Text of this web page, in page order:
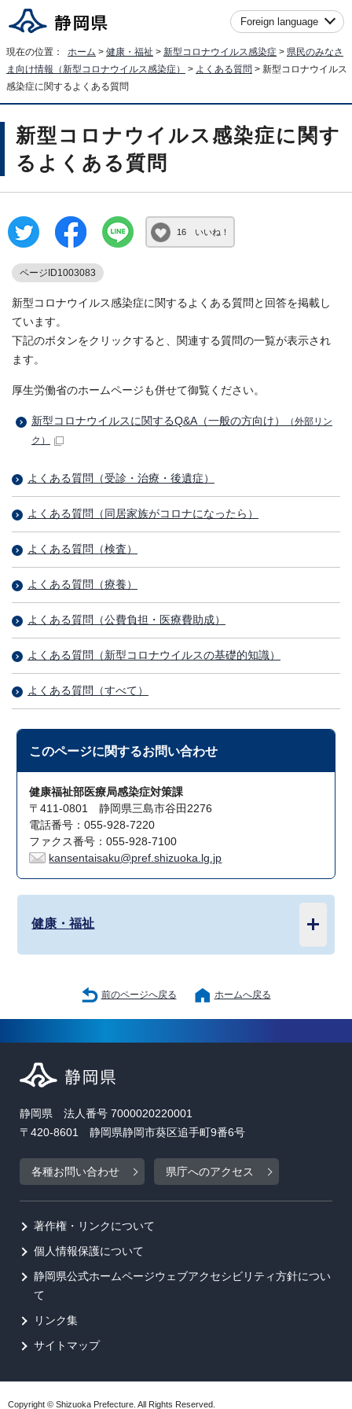
Foreign language
現在の位置： ホーム > 健康・福祉 > 新型コロナウイルス感染症 > 県民のみなさ
ま向け情報（新型コロナウイルス感染症）
> よくある質問 > 新型コロナウイルス
感染症に関するよくある質問
新型コロナウイルス感染症に関す
るよくある質問
16 いいね！
ページID1003083
新型コロナウイルス感染症に関するよくある質問と回答を掲載し
ています。
下記のボタンをクリックすると、関連する質問の一覧が表示され
ます。
厚生労働省のホームページも併せて御覧ください。
新型コロナウイルスに関するQ&A（一般の方向け）
（外部リン
ク）
よくある質問（受診・治療・後遺症）
よくある質問（同居家族がコロナになったら）
よくある質問（検査）
よくある質問（療養）
よくある質問（公費負担・医療費助成）
よくある質問（新型コロナウイルスの基礎的知識）
よくある質問（すべて）
このページに関するお問い合わせ
健康福祉部医療局感染症対策課
〒411-0801 静岡県三島市谷田2276
電話番号：055-928-7220
ファクス番号：055-928-7100
kansentaisaku@pref.shizuoka.lg.jp
健康・福祉
前のページへ戻る ホームへ戻る
静岡県 法人番号 7000020220001
〒420-8601 静岡県静岡市葵区追手町9番6号
各種お問い合わせ 県庁へのアクセス
著作権・リンクについて
個人情報保護について
静岡県公式ホームページウェブアクセシビリティ方針につい
て
リンク集
サイトマップ
Copyright © Shizuoka Prefecture. All Rights Reserved.